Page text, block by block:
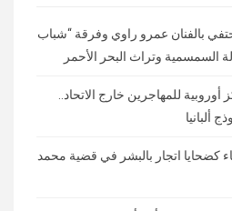
بالفنان عمرو راوي وفرقة “شباب
السمسمية وتراث البحر الأحمر
أوروبية للمهاجرين خارج الاتحاد..
ألبانيا
كضحايا اتجار بالبشر في قضية محمد